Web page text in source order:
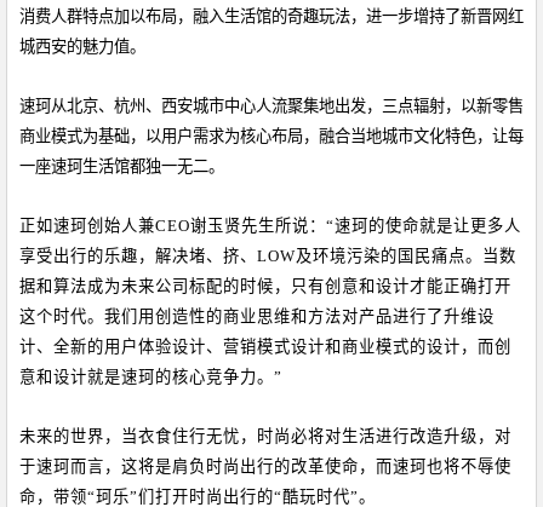
消费人群特点加以布局，融入生活馆的奇趣玩法，进一步增持了新晋网红
城西安的魅力值。
速珂从北京、杭州、西安城市中心人流聚集地出发，三点辐射，以新零售
商业模式为基础，以用户需求为核心布局， 融合当地城市文化特色， 让每
一座速珂生活馆都独一无二。
正如速珂创始人兼CEO谢玉贤先生所说： “速珂的使命就是让更多人
享受出行的乐趣，解决堵、挤、 LOW及环境污染的国民痛点。当数
据和算法成为未来公司标配的时候，只有创意和设计才能正确打开
这个时代。我们用创造性的商业思维和方法对产品进行了升维设
计、全新的用户体验设计、营销模式设计和商业模式的设计，而创
意和设计就是速珂的核心竞争力。 ”
未来的世界，当衣食住行无忧，时尚必将对生活进行改造升级，对
于速珂而言，这将是肩负时尚出行的改革使命，而速珂也将不辱使
命，带领“珂乐”们打开时尚出行的“酷玩时代”。